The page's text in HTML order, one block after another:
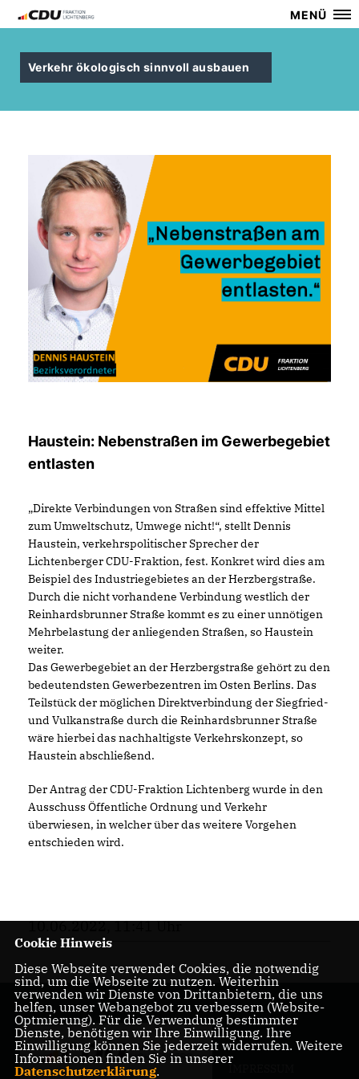
MENÜ
Verkehr ökologisch sinnvoll ausbauen
Haustein: Nebenstraßen im Gewerbegebiet
entlasten
Direkte Verbindungen von Straßen sind effektive Mittel
zum Umweltschutz, Umwege nicht!“, stellt Dennis
Haustein, verkehrspolitischer Sprecher der
Lichtenberger CDU-Fraktion, fest. Konkret wird dies am
Beispiel des Industriegebietes an der Herzbergstraße.
Durch die nicht vorhandene Verbindung westlich der
Reinhardsbrunner Straße kommt es zu einer unnötigen
Mehrbelastung der anliegenden Straßen, so Haustein
weiter.
Das Gewerbegebiet an der Herzbergstraße gehört zu den
bedeutendsten Gewerbezentren im Osten Berlins. Das
Teilstück der möglichen Direktverbindung der Siegfried-
und Vulkanstraße durch die Reinhardsbrunner Straße
wäre hierbei das nachhaltigste Verkehrskonzept, so
Haustein abschließend.
Der Antrag der CDU-Fraktion Lichtenberg wurde in den
Ausschuss Öffentliche Ordnung und Verkehr
überwiesen, in welcher über das weitere Vorgehen
entschieden wird.
10.06.2022, 11:41 Uhr
Cookie Hinweis
Diese Webseite verwendet Cookies, die notwendig
sind, um die Webseite zu nutzen. Weiterhin
verwenden wir Dienste von Drittanbietern, die uns
helfen, unser Webangebot zu verbessern (Website-
Optmierung). Für die Verwendung bestimmter
Dienste, benötigen wir Ihre Einwilligung. Ihre
Einwilligung können Sie jederzeit widerrufen. Weitere
Informationen finden Sie in unserer
Datenschutzerklärung.